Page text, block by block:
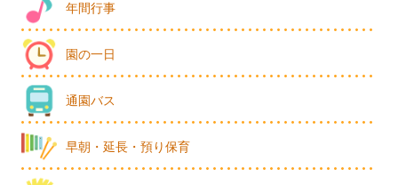
年間行事
園の一日
通園バス
早朝・延長・預り保育